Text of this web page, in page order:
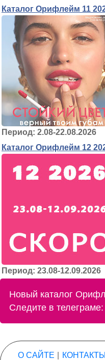
Каталог Орифлейм 11
Период: 2.08-22.08.2026
Каталог Орифлейм 12
Период: 23.08-12.09.2026
Новый каталог
Следите в телеграме:
О САЙТЕ КОНТАКТЫ